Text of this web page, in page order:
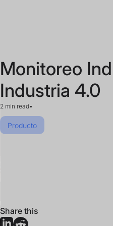
Monitoreo
Industria 4.0
2 min read•
Producto
Share this